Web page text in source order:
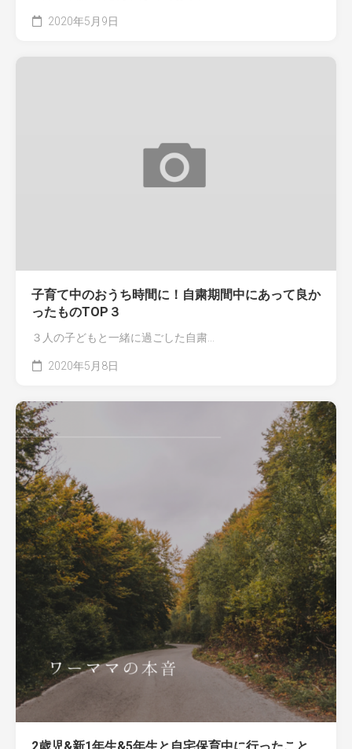
2020年5月9日
子育て中のおうち時間に！自粛期間中にあって良か
ったものTOP３
３人の子どもと一緒に過ごした自粛...
2020年5月8日